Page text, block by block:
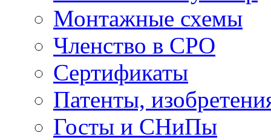
Монтажные схемы
Членство в СРО
Сертификаты
Патенты,
Госты и СНиПы